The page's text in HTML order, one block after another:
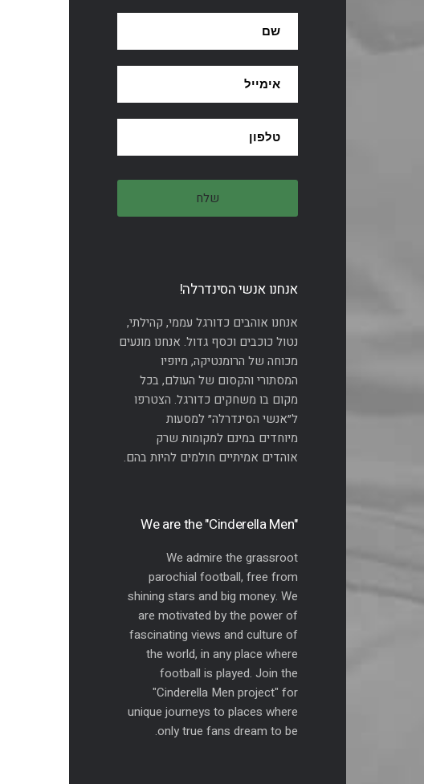
אנחנו אנשי הסינדרלה!
אנחנו אוהבים כדורגל עממי, קהילתי,
נטול כוכבים וכסף גדול. אנחנו מונעים
מכוחה של הרומנטיקה, מיופיו
המסתורי והקסום של העולם, בכל
מקום בו משחקים כדורגל. הצטרפו
ל״אנשי הסינדרלה״ למסעות
מיוחדים במינם למקומות שרק
אוהדים אמיתיים חולמים להיות בהם.
"We are the "Cinderella Men
We admire the grassroot
parochial football, free from
shining stars and big money. We
are motivated by the power of
fascinating views and culture of
the world, in any place where
football is played. Join the
"Cinderella Men project" for
unique journeys to places where
only true fans dream to be.